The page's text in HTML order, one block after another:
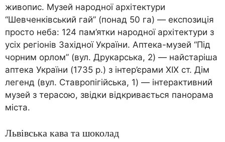
живопис. Музей народної архітектури
“Шевченківський гай” (понад 50 га) — експозиція
просто неба: 124 пам’ятки народної архітектури з
усіх регіонів Західної України. Аптека-музей “Під
чорним орлом” (вул. Друкарська, 2) — найстаріша
аптека України (1735 р.) з інтер’єрами XIX ст. Дім
легенд (вул. Ставропігійська, 1) — інтерактивний
музей з терасою, звідки відкривається панорама
міста.
Львівська кава та шоколад